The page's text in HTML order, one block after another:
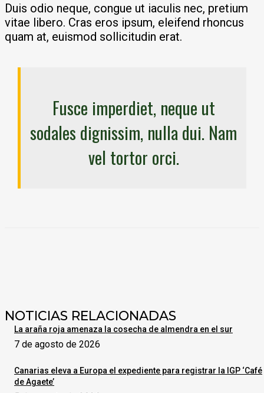
Duis odio neque, congue ut iaculis nec, pretium
vitae libero. Cras eros ipsum, eleifend rhoncus
quam at, euismod sollicitudin erat.
Fusce imperdiet, neque ut
sodales dignissim, nulla dui. Nam
vel tortor orci.
NOTICIAS RELACIONADAS
La araña roja amenaza la cosecha de almendra en el sur
7 de agosto de 2026
Canarias eleva a Europa el expediente para registrar la IGP ‘Café
de Agaete’